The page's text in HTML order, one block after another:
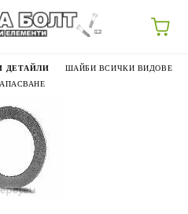
ДЕТАЙЛИ
ШАЙБИ ВСИЧКИ ВИДОВЕ